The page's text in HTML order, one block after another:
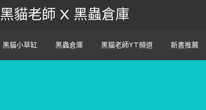
黑貓老師 X 黑蟲倉庫
黑貓小草缸 黑蟲倉庫 黑貓老師YT頻道 新書推薦